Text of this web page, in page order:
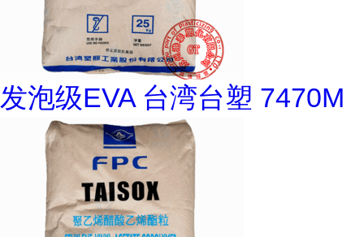
发泡级EVA 台湾台塑 7470M